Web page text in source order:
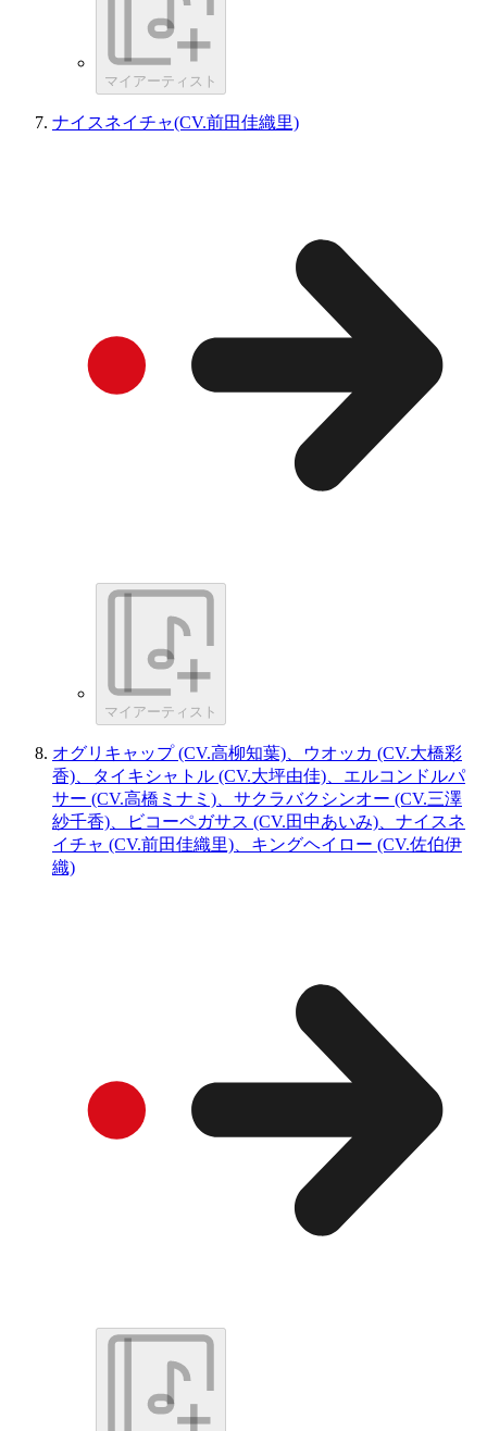
マイアーティスト
ナイスネイチャ(CV.前田佳織里)
マイアーティスト
オグリキャップ (CV.高柳知葉)、ウオッカ (CV.大橋彩
香)、タイキシャトル (CV.大坪由佳)、エルコンドルパ
サー (CV.高橋ミナミ)、サクラバクシンオー (CV.三澤
紗千香)、ビコーペガサス (CV.田中あいみ)、ナイスネ
イチャ (CV.前田佳織里)、キングヘイロー (CV.佐伯伊
織)